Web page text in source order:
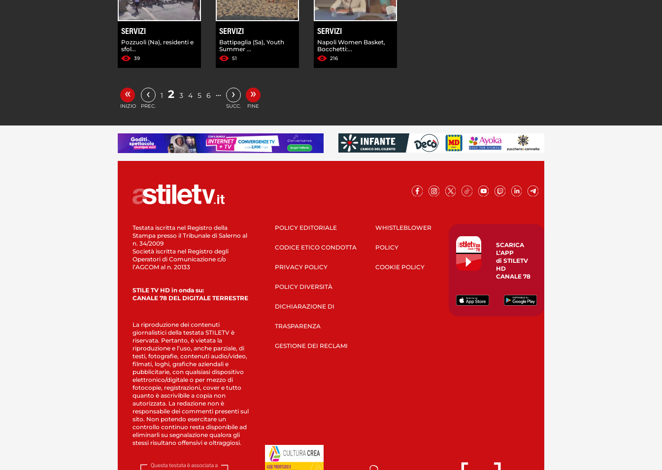
SERVIZI
Pozzuoli (Na), residenti e
sfol...
39
SERVIZI
Battipaglia (Sa), Youth
Summer ...
51
SERVIZI
Napoli Women Basket,
Bocchetti:...
216
«
INIZIO
‹
PREC.
1 2 3 4 5 6 … ›
SUCC.
»
FINE
Testata iscritta nel Registro della
Stampa presso il Tribunale di Salerno al
n. 34/2009
Società iscritta nel Registro degli
Operatori di Comunicazione c/o
l’AGCOM al n. 20133
STILE TV HD in onda su:
CANALE 78 DEL DIGITALE TERRESTRE
La riproduzione dei contenuti
giornalistici della testata STILETV è
riservata. Pertanto, è vietata la
riproduzione e l’uso, anche parziale, di
testi, fotografie, contenuti audio/video,
filmati, loghi, grafiche aziendali e
pubblicitarie, con qualsiasi dispositivo
elettronico/digitale o per mezzo di
fotocopie, registrazioni, cover e tutto
quanto è ascrivibile a copia non
autorizzata. La redazione non è
responsabile dei commenti presenti sul
sito. Non potendo esercitare un
controllo continuo resta disponibile ad
eliminarli su segnalazione qualora gli
stessi risultano offensivi e oltraggiosi.
POLICY EDITORIALE
CODICE ETICO CONDOTTA
PRIVACY POLICY
POLICY DIVERSITÀ
DICHIARAZIONE DI
TRASPARENZA
GESTIONE DEI RECLAMI
WHISTLEBLOWER
POLICY
COOKIE POLICY
SCARICA
L’APP
di STILETV
HD
CANALE 78